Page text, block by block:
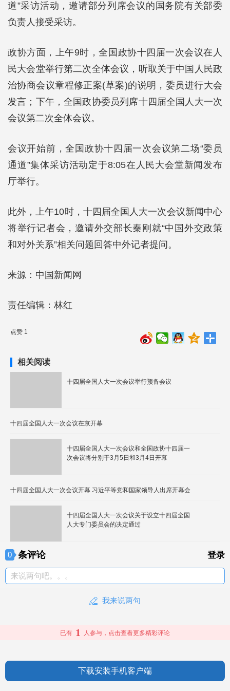
道”采访活动，邀请部分列席会议的国务院有关部委
负责人接受采访。
政协方面，上午9时，全国政协十四届一次会议在人
民大会堂举行第二次全体会议，听取关于中国人民政
治协商会议章程修正案(草案)的说明，委员进行大会
发言；下午，全国政协委员列席十四届全国人大一次
会议第二次全体会议。
会议开始前，全国政协十四届一次会议第二场“委员
通道”集体采访活动定于8:05在人民大会堂新闻发布
厅举行。
此外，上午10时，十四届全国人大一次会议新闻中心
将举行记者会，邀请外交部长秦刚就“中国外交政策
和对外关系”相关问题回答中外记者提问。
来源：中国新闻网
责任编辑：林红
点赞 1
相关阅读
十四届全国人大一次会议举行预备会议
十四届全国人大一次会议在京开幕
十四届全国人大一次会议和全国政协十四届一
次会议将分别于3月5日和3月4日开幕
十四届全国人大一次会议开幕 习近平等党和国家领导人出席开幕会
十四届全国人大一次会议关于设立十四届全国
人大专门委员会的决定通过
0 条评论 登录
来说两句吧。。。
我来说两句
已有 1 人参与，点击查看更多精彩评论
下载安装手机客户端